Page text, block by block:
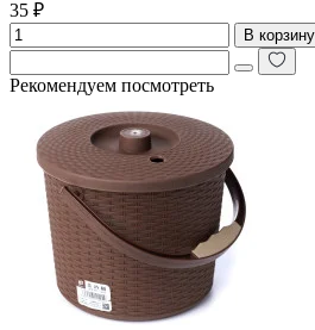
35 ₽
В корзину
Рекомендуем посмотреть